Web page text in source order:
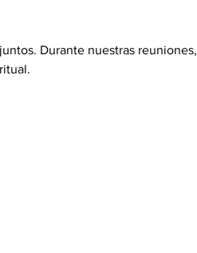
Durante nuestras reuniones,